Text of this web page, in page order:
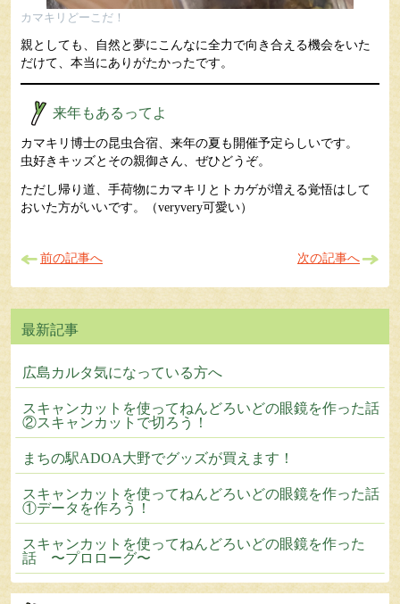
カマキリどーこだ！
親としても、自然と夢にこんなに全力で向き合える機会をいた
だけて、本当にありがたかったです。
来年もあるってよ
カマキリ博士の昆虫合宿、来年の夏も開催予定らしいです。
虫好きキッズとその親御さん、ぜひどうぞ。
ただし帰り道、手荷物にカマキリとトカゲが増える覚悟はして
おいた方がいいです。（veryvery可愛い）
前の記事へ 次の記事へ
広島カルタ気になっている方へ
スキャンカットを使ってねんどろいどの眼鏡を作った話
②スキャンカットで切ろう！
まちの駅ADOA大野でグッズが買えます！
スキャンカットを使ってねんどろいどの眼鏡を作った話
①データを作ろう！
スキャンカットを使ってねんどろいどの眼鏡を作った
話 〜プロローグ〜